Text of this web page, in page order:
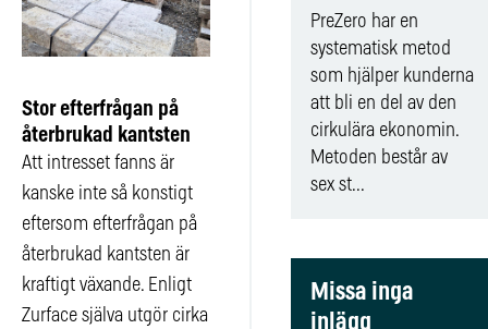
Stor efterfrågan på
återbrukad kantsten
Att intresset fanns är
kanske inte så konstigt
eftersom efterfrågan på
återbrukad kantsten är
kraftigt växande. Enligt
Zurface själva utgör cirka
PreZero har en
systematisk metod
som hjälper kunderna
att bli en del av den
cirkulära ekonomin.
Metoden består av
sex st...
Missa inga
inlägg